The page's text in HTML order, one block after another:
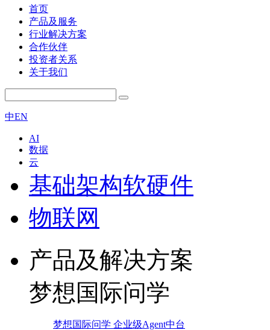
首页
产品及服务
行业解决方案
合作伙伴
投资者关系
关于我们
中EN
AI
数据
云
基础架构软硬件
物联网
产品及解决方案
梦想国际问学
梦想国际问学 企业级Agent中台